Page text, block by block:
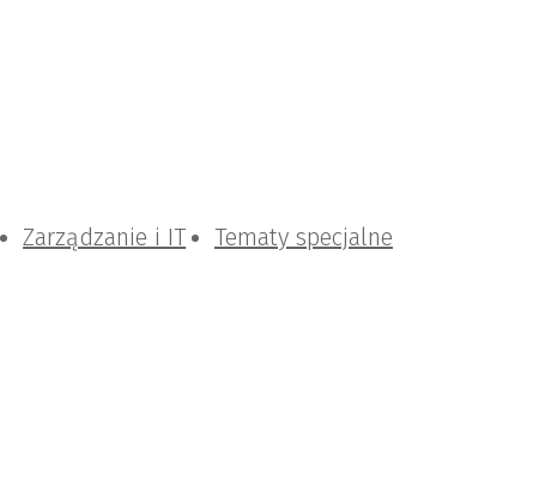
Zarządzanie i IT Tematy specjalne